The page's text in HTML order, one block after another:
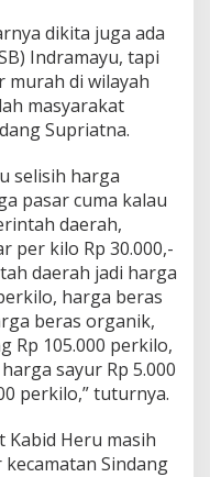
a
n
R
a
a
h
a
n
dikita juga ada
Indramayu, tapi
murah di wilayah
masyarakat
Supriatna.
selisih harga
pasar cuma kalau
daerah,
per kilo Rp 30.000,-
daerah jadi harga
harga beras
beras organik,
Rp 105.000 perkilo,
sayur Rp 5.000
perkilo,” tuturnya.
Kabid Heru masih
Sindang